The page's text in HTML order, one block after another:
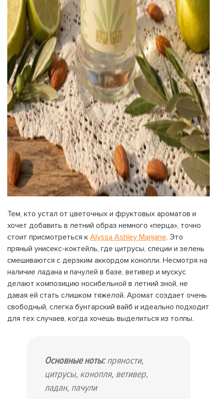
Тем, кто устал от цветочных и фруктовых ароматов и
хочет добавить в летний образ немного «перца», точно
стоит присмотреться к Alyssa Ashley Marijane. Это
пряный унисекс-коктейль, где цитрусы, специи и зелень
смешиваются с дерзким аккордом конопли. Несмотря на
наличие ладана и пачулей в базе, ветивер и мускус
делают композицию носибельной в летний зной, не
давая ей стать слишком тяжелой. Аромат создает очень
свободный, слегка бунтарский вайб и идеально подходит
для тех случаев, когда хочешь выделиться из толпы.
Основные ноты:пряности,
цитрусы, конопля, ветивер,
ладан, пачули